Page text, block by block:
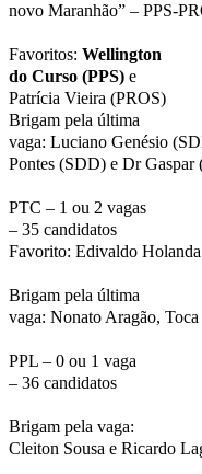
novo Maranhão” – PPS-
Favoritos: Wellington
do Curso (PPS) e
Patrícia Vieira (PROS)
Brigam pela última
vaga: Luciano Genésio
Pontes (SDD) e Dr Gaspar
PTC – 1 ou 2 vagas
– 35 candidatos
Favorito: Edivaldo
Brigam pela última
vaga: Nonato Aragão,
PPL – 0 ou 1 vaga
– 36 candidatos
Brigam pela vaga:
Cleiton Sousa e Ricardo